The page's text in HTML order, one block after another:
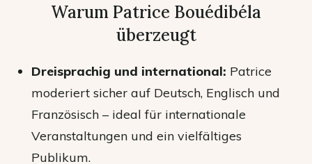
Warum Patrice Bouédibéla
überzeugt
Dreisprachig und international: Patrice
moderiert sicher auf Deutsch, Englisch und
Französisch – ideal für internationale
Veranstaltungen und ein vielfältiges
Publikum.